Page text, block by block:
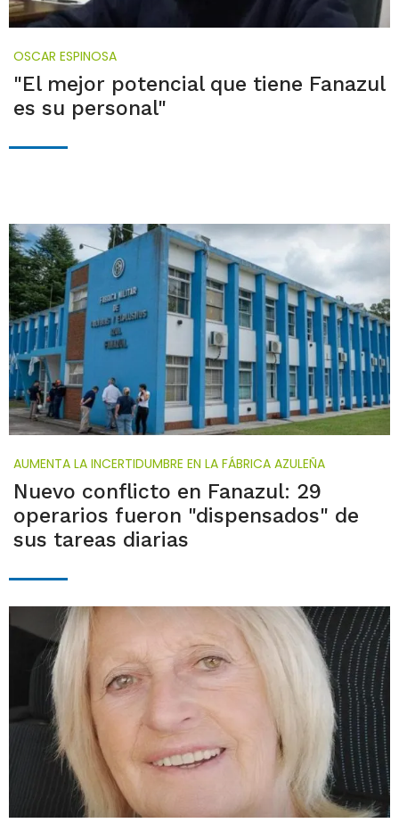
OSCAR ESPINOSA
"El mejor potencial que tiene Fanazul
es su personal"
AUMENTA LA INCERTIDUMBRE EN LA FÁBRICA AZULEÑA
Nuevo conflicto en Fanazul: 29
operarios fueron "dispensados" de
sus tareas diarias